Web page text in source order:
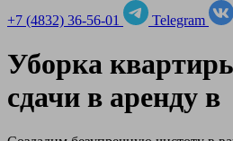
+7 (4832) 36-56-01
Telegram
Уборка
сдачи в аренду в